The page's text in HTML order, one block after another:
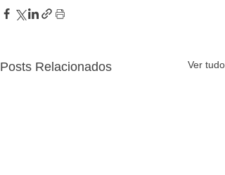
Posts Relacionados Ver tudo